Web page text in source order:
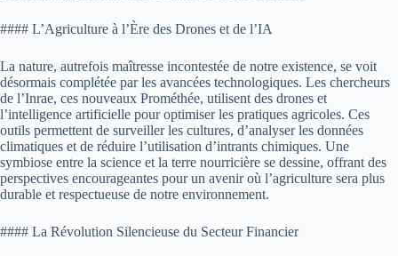
#### L’Agriculture à l’Ère des Drones et de l’IA
La nature, autrefois maîtresse incontestée de notre existence, se voit
désormais complétée par les avancées technologiques. Les chercheurs
de l’Inrae, ces nouveaux Prométhée, utilisent des drones et
l’intelligence artificielle pour optimiser les pratiques agricoles. Ces
outils permettent de surveiller les cultures, d’analyser les données
climatiques et de réduire l’utilisation d’intrants chimiques. Une
symbiose entre la science et la terre nourricière se dessine, offrant des
perspectives encourageantes pour un avenir où l’agriculture sera plus
durable et respectueuse de notre environnement.
#### La Révolution Silencieuse du Secteur Financier